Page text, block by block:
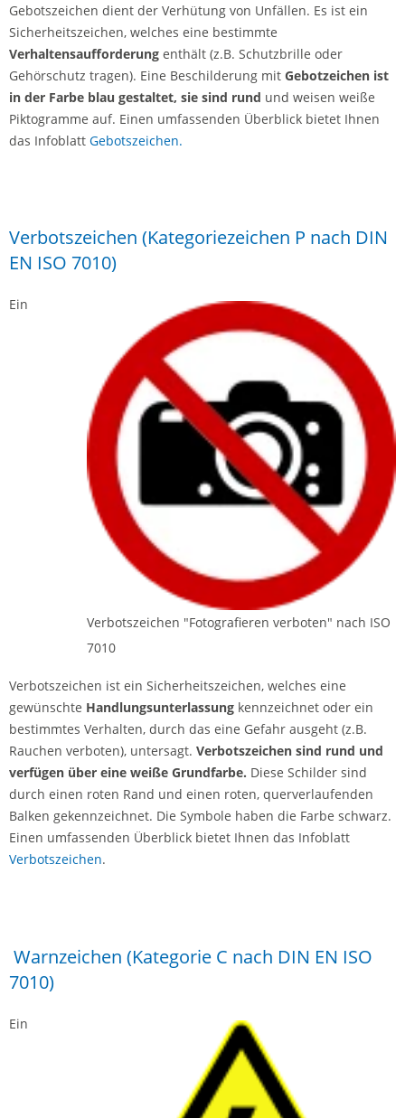
Gebotszeichen dient der Verhütung von Unfällen. Es ist ein
Sicherheitszeichen, welches eine bestimmte
Verhaltensaufforderung enthält (z.B. Schutzbrille oder
Gehörschutz tragen). Eine Beschilderung mit Gebotzeichen ist
in der Farbe blau gestaltet, sie sind rund und weisen weiße
Piktogramme auf. Einen umfassenden Überblick bietet Ihnen
das Infoblatt Gebotszeichen.
Verbotszeichen (Kategoriezeichen P nach DIN
EN ISO 7010)
Verbotszeichen "Fotografieren verboten" nach ISO
7010
Ein
Verbotszeichen ist ein Sicherheitszeichen, welches eine
gewünschte Handlungsunterlassung kennzeichnet oder ein
bestimmtes Verhalten, durch das eine Gefahr ausgeht (z.B.
Rauchen verboten), untersagt. Verbotszeichen sind rund und
verfügen über eine weiße Grundfarbe. Diese Schilder sind
durch einen roten Rand und einen roten, querverlaufenden
Balken gekennzeichnet. Die Symbole haben die Farbe schwarz.
Einen umfassenden Überblick bietet Ihnen das Infoblatt
Verbotszeichen.
Warnzeichen (Kategorie C nach DIN EN ISO
7010)
Ein